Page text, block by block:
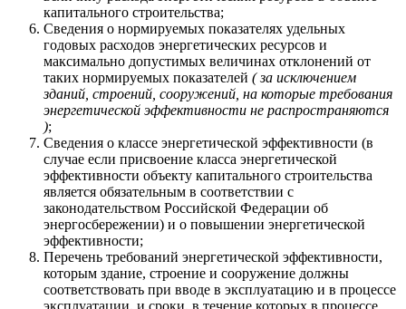
капитального строительства;
Сведения о нормируемых показателях удельных
годовых расходов энергетических ресурсов и
максимально допустимых величинах отклонений от
таких нормируемых показателей ( за исключением
зданий, строений, сооружений, на которые требования
энергетической эффективности не распространяются
);
Сведения о классе энергетической эффективности (в
случае если присвоение класса энергетической
эффективности объекту капитального строительства
является обязательным в соответствии с
законодательством Российской Федерации об
энергосбережении) и о повышении энергетической
эффективности;
Перечень требований энергетической эффективности,
которым здание, строение и сооружение должны
соответствовать при вводе в эксплуатацию и в процессе